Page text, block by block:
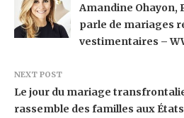
Amandine Ohayon,
parle de mariages
vestimentaires –
NEXT POST
Le jour du mariage
rassemble des familles aux